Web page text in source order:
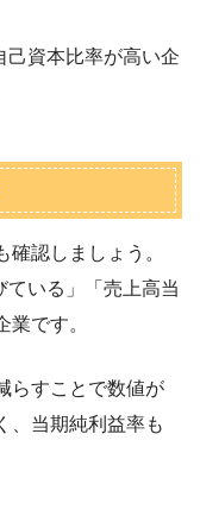
己資本比率が高い企
認しましょう。
いる」「売上高当
です。
らすことで数値が
、当期純利益率も